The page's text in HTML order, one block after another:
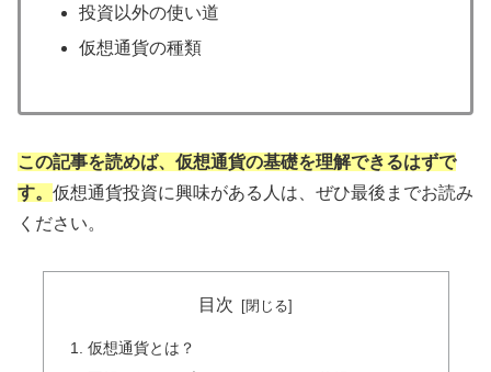
投資以外の使い道
仮想通貨の種類
この記事を読めば、仮想通貨の基礎を理解できるはずで
す。 仮想通貨投資に興味がある人は、ぜひ最後までお読み
ください。
目次
仮想通貨とは？